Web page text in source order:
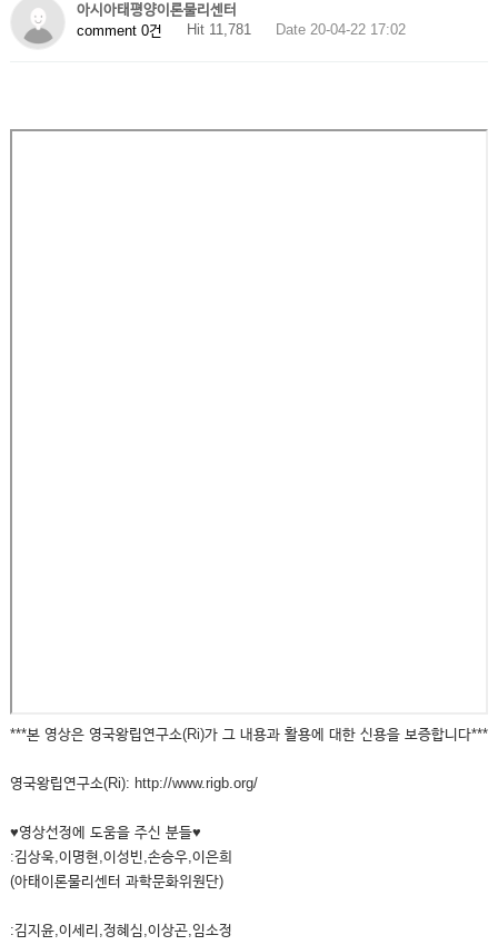
아시아태평양이론물리센터
comment 0건
Hit 11,781 Date 20-04-22 17:02
***본 영상은 영국왕립연구소(Ri)가 그 내용과 활용에 대한 신용을 보증합니다***
영국왕립연구소(Ri): http://www.rigb.org/
♥영상선정에 도움을 주신 분들♥
:김상욱,이명현,이성빈,손승우,이은희
(아태이론물리센터 과학문화위원단)
:김지윤,이세리,정혜심,이상곤,임소정